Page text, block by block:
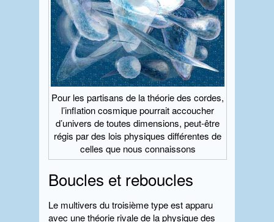
Pour les partisans de la théorie des cordes,
l’inflation cosmique pourrait accoucher
d’univers de toutes dimensions, peut-être
régis par des lois physiques différentes de
celles que nous connaissons
Boucles et reboucles
Le multivers du troisième type est apparu
avec une théorie rivale de la physique des